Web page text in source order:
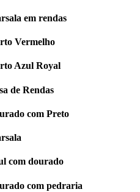
em rendas
Vermelho
Azul Royal
de Rendas
com Preto
com dourado
com pedraria